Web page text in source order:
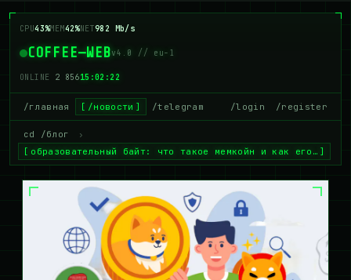
CPU43%MEM42%NET982 Mb/s
COFFEE—WEBv4.0 // eu-1
ONLINE 2 85615:02:23
/главная /новости /telegram /login /register
cd /блог
›
образовательный байт: что такое мемкойн и как его…